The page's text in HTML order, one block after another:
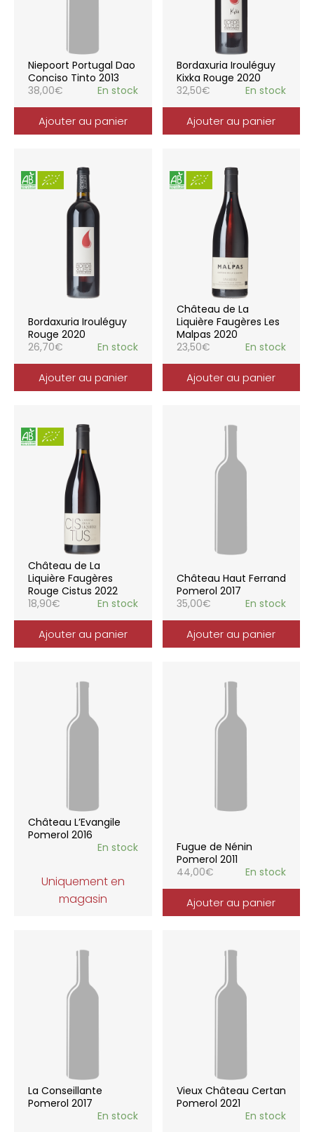
Niepoort Portugal Dao
Conciso Tinto 2013
38,00€ En stock
Ajouter au panier
Bordaxuria Irouléguy
Kixka Rouge 2020
32,50€ En stock
Ajouter au panier
Bordaxuria Irouléguy
Rouge 2020
26,70€ En stock
Ajouter au panier
Château de La
Liquière Faugères Les
Malpas 2020
23,50€ En stock
Ajouter au panier
Château de La
Liquière Faugères
Rouge Cistus 2022
18,90€ En stock
Ajouter au panier
Château Haut Ferrand
Pomerol 2017
35,00€ En stock
Ajouter au panier
Château L’Evangile
Pomerol 2016
En stock
Uniquement en
magasin
Fugue de Nénin
Pomerol 2011
44,00€ En stock
Ajouter au panier
La Conseillante
Pomerol 2017
En stock
Vieux Château Certan
Pomerol 2021
En stock